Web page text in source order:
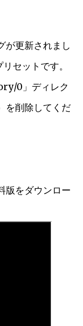
が更新されまし
セットです。
0」ディレク
を削除してくだ
版をダウンロー